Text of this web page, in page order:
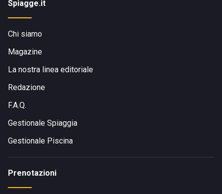
Spiagge.it
Chi siamo
Magazine
La nostra linea editoriale
Redazione
F.A.Q.
Gestionale Spiaggia
Gestionale Piscina
Prenotazioni